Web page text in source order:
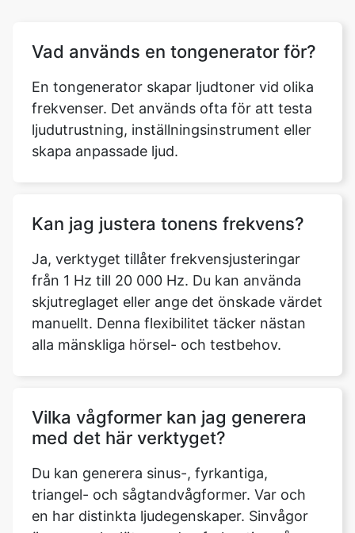
Vad används en tongenerator för?
En tongenerator skapar ljudtoner vid olika
frekvenser. Det används ofta för att testa
ljudutrustning, inställningsinstrument eller
skapa anpassade ljud.
Kan jag justera tonens frekvens?
Ja, verktyget tillåter frekvensjusteringar
från 1 Hz till 20 000 Hz. Du kan använda
skjutreglaget eller ange det önskade värdet
manuellt. Denna flexibilitet täcker nästan
alla mänskliga hörsel- och testbehov.
Vilka vågformer kan jag generera
med det här verktyget?
Du kan generera sinus-, fyrkantiga,
triangel- och sågtandvågformer. Var och
en har distinkta ljudegenskaper. Sinvågor